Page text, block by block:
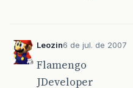
Leozin6 de jul. de 2007
Flamengo
JDeveloper